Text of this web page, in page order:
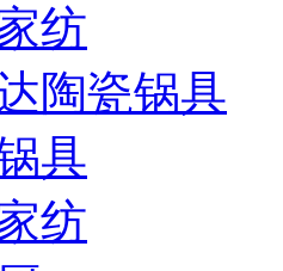
纺
陶瓷锅具
具
纺